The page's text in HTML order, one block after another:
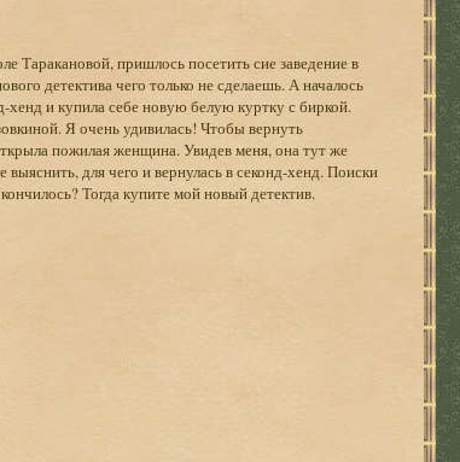
Таракановой, пришлось посетить сие заведение в
детектива чего только не сделаешь. А началось
хенд и купила себе новую белую куртку с биркой.
Я очень удивилась! Чтобы вернуть
пожилая женщина. Увидев меня, она тут же
для чего и вернулась в секонд-хенд. Поиски
Тогда купите мой новый детектив.